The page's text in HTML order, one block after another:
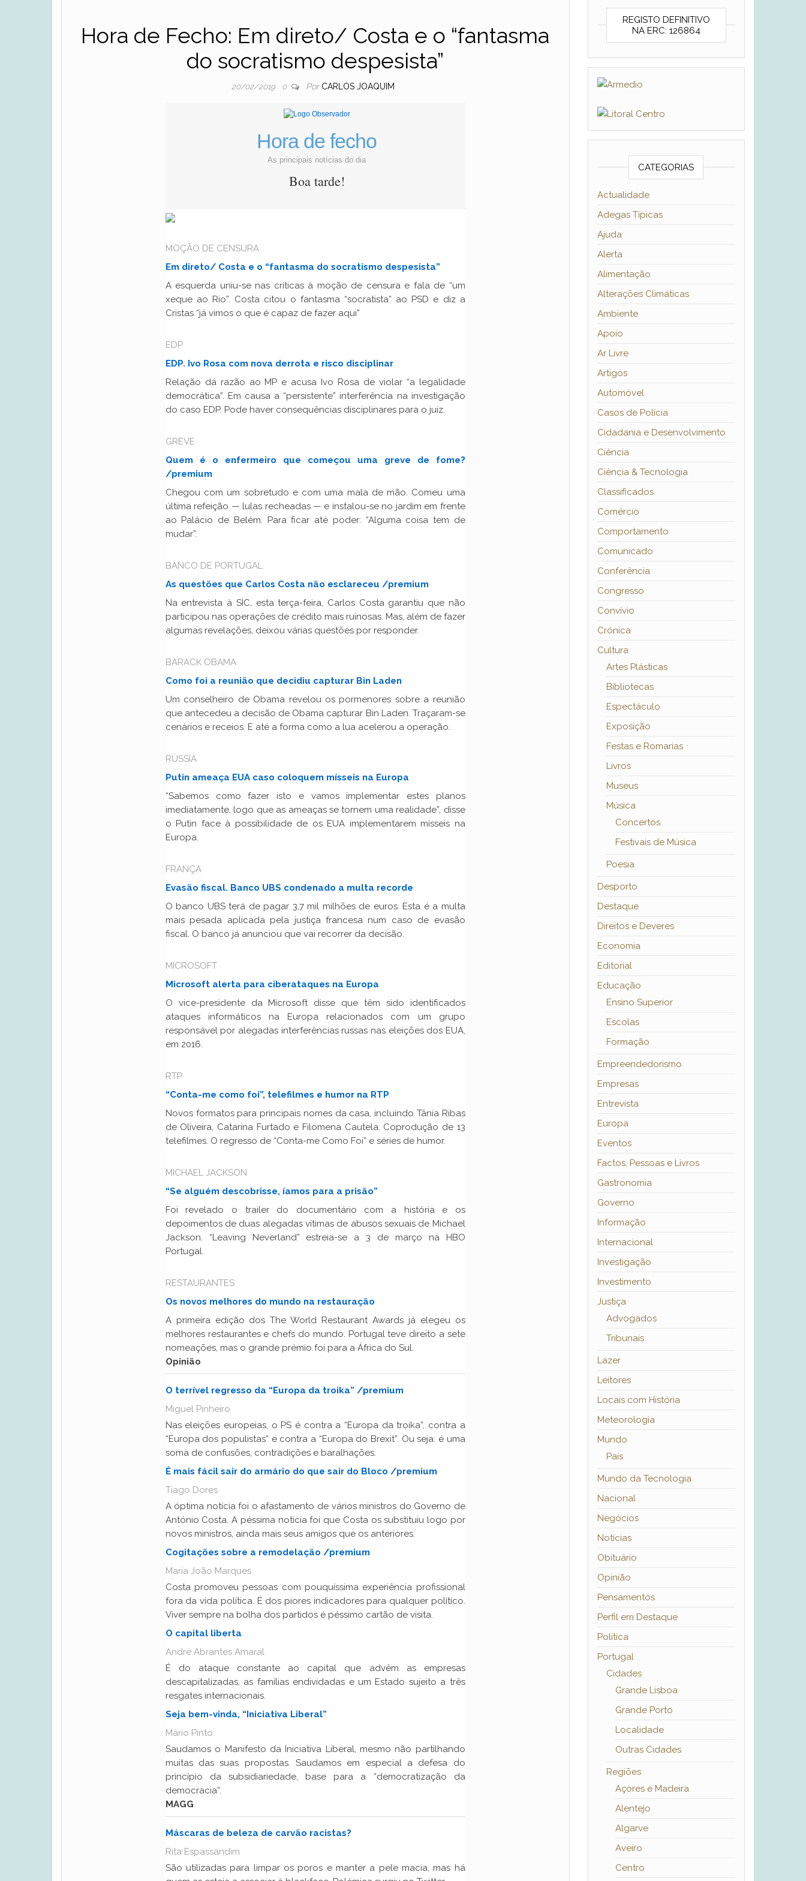
Hora de Fecho: Em direto/ Costa e o “fantasma
do socratismo despesista”
20/02/2019 0 Por CARLOS JOAQUIM
Hora de fecho
As principais notícias do dia
Boa tarde!
MOÇÃO DE CENSURA
Em direto/ Costa e o “fantasma do socratismo despesista”
A esquerda uniu-se nas críticas à moção de censura e fala de “um
xeque ao Rio”. Costa citou o fantasma “socratista” ao PSD e diz a
Cristas “já vimos o que é capaz de fazer aqui”
EDP
EDP. Ivo Rosa com nova derrota e risco disciplinar
Relação dá razão ao MP e acusa Ivo Rosa de violar “a legalidade
democrática”. Em causa a “persistente” interferência na investigação
do caso EDP. Pode haver consequências disciplinares para o juiz.
GREVE
Quem é o enfermeiro que começou uma greve de fome?
/premium
Chegou com um sobretudo e com uma mala de mão. Comeu uma
última refeição — lulas recheadas — e instalou-se no jardim em frente
ao Palácio de Belém. Para ficar até poder: “Alguma coisa tem de
mudar”.
BANCO DE PORTUGAL
As questões que Carlos Costa não esclareceu /premium
Na entrevista à SIC, esta terça-feira, Carlos Costa garantiu que não
participou nas operações de crédito mais ruinosas. Mas, além de fazer
algumas revelações, deixou várias questões por responder.
BARACK OBAMA
Como foi a reunião que decidiu capturar Bin Laden
Um conselheiro de Obama revelou os pormenores sobre a reunião
que antecedeu a decisão de Obama capturar Bin Laden. Traçaram-se
cenários e receios. E até a forma como a lua acelerou a operação.
RÚSSIA
Putin ameaça EUA caso coloquem mísseis na Europa
“Sabemos como fazer isto e vamos implementar estes planos
imediatamente, logo que as ameaças se tornem uma realidade”, disse
o Putin face à possibilidade de os EUA implementarem mísseis na
Europa.
FRANÇA
Evasão fiscal. Banco UBS condenado a multa recorde
O banco UBS terá de pagar 3,7 mil milhões de euros. Esta é a multa
mais pesada aplicada pela justiça francesa num caso de evasão
fiscal. O banco já anunciou que vai recorrer da decisão.
MICROSOFT
Microsoft alerta para ciberataques na Europa
O vice-presidente da Microsoft disse que têm sido identificados
ataques informáticos na Europa relacionados com um grupo
responsável por alegadas interferências russas nas eleições dos EUA,
em 2016.
RTP
“Conta-me como foi”, telefilmes e humor na RTP
Novos formatos para principais nomes da casa, incluindo Tânia Ribas
de Oliveira, Catarina Furtado e Filomena Cautela. Coprodução de 13
telefilmes. O regresso de “Conta-me Como Foi” e séries de humor.
MICHAEL JACKSON
“Se alguém descobrisse, íamos para a prisão”
Foi revelado o trailer do documentário com a história e os
depoimentos de duas alegadas vítimas de abusos sexuais de Michael
Jackson. “Leaving Neverland” estreia-se a 3 de março na HBO
Portugal.
RESTAURANTES
Os novos melhores do mundo na restauração
A primeira edição dos The World Restaurant Awards já elegeu os
melhores restaurantes e chefs do mundo. Portugal teve direito a sete
nomeações, mas o grande prémio foi para a África do Sul.
Opinião
O terrível regresso da “Europa da troika” /premium
Miguel Pinheiro
Nas eleições europeias, o PS é contra a “Europa da troika”, contra a
“Europa dos populistas” e contra a “Europa do Brexit”. Ou seja: é uma
soma de confusões, contradições e baralhações.
É mais fácil sair do armário do que sair do Bloco /premium
Tiago Dores
A óptima notícia foi o afastamento de vários ministros do Governo de
António Costa. A péssima notícia foi que Costa os substituiu logo por
novos ministros, ainda mais seus amigos que os anteriores.
Cogitações sobre a remodelação /premium
Maria João Marques
Costa promoveu pessoas com pouquíssima experiência profissional
fora da vida política. É dos piores indicadores para qualquer político.
Viver sempre na bolha dos partidos é péssimo cartão de visita.
O capital liberta
André Abrantes Amaral
É do ataque constante ao capital que advêm as empresas
descapitalizadas, as famílias endividadas e um Estado sujeito a três
resgates internacionais.
Seja bem-vinda, “Iniciativa Liberal”
Mário Pinto
Saudamos o Manifesto da Iniciativa Liberal, mesmo não partilhando
muitas das suas propostas. Saudamos em especial a defesa do
princípio da subsidiariedade, base para a “democratização da
democracia”.
MAGG
Máscaras de beleza de carvão racistas?
Rita Espassandim
São utilizadas para limpar os poros e manter a pele macia, mas há
REGISTO DEFINITIVO
NA ERC: 126864
CATEGORIAS
Actualidade
Adegas Típicas
Ajuda
Alerta
Alimentação
Alterações Climáticas
Ambiente
Apoio
Ar Livre
Artigos
Automóvel
Casos de Polícia
Cidadania e Desenvolvimento
Ciência
Ciência & Tecnologia
Classificados
Comércio
Comportamento
Comunicado
Conferência
Congresso
Convívio
Crónica
Cultura
Artes Plásticas
Bibliotecas
Espectáculo
Exposição
Festas e Romarias
Livros
Museus
Música
Concertos
Festivais de Música
Poesia
Desporto
Destaque
Direitos e Deveres
Economia
Editorial
Educação
Ensino Superior
Escolas
Formação
Empreendedorismo
Empresas
Entrevista
Europa
Eventos
Factos, Pessoas e Livros
Gastronomia
Governo
Informação
Internacional
Investigação
Investimento
Justiça
Advogados
Tribunais
Lazer
Leitores
Locais com História
Meteorologia
Mundo
País
Mundo da Tecnologia
Nacional
Negócios
Notícias
Obituário
Opinião
Pensamentos
Perfil em Destaque
Política
Portugal
Cidades
Grande Lisboa
Grande Porto
Localidade
Outras Cidades
Regiões
Açores e Madeira
Alentejo
Algarve
Aveiro
Centro